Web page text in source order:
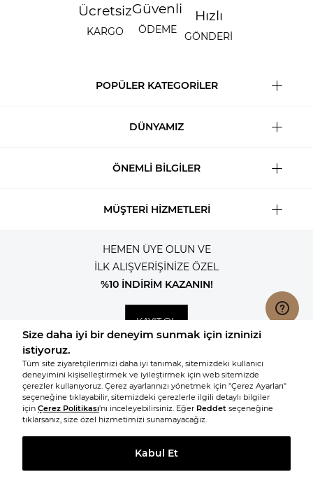
Ücretsiz
KARGO
Güvenli
ÖDEME
Hızlı
GÖNDERİ
POPÜLER KATEGORİLER
DÜNYAMIZ
ÖNEMLİ BİLGİLER
MÜŞTERİ HİZMETLERİ
HEMEN ÜYE OLUN VE
İLK ALIŞVERİŞİNİZE ÖZEL
%10 İNDİRİM KAZANIN!
KAYIT OL